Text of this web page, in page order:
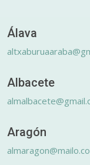
Álava
Albacete
Aragón